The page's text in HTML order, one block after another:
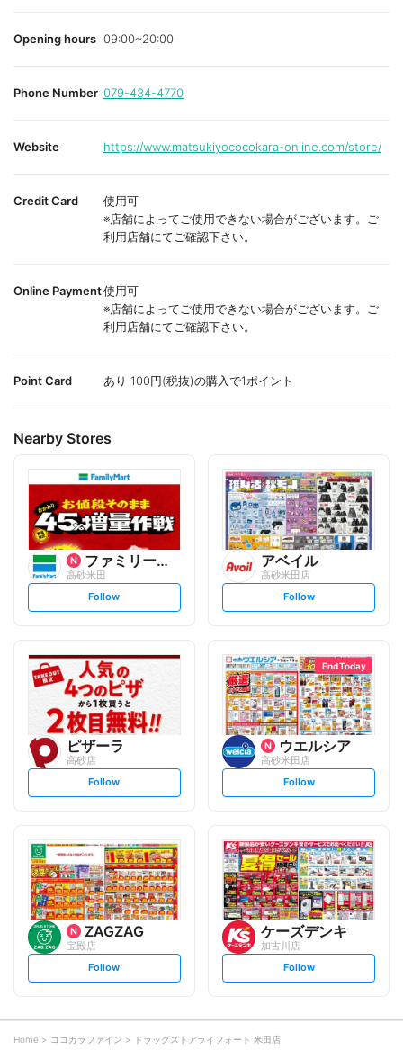
Opening hours 09:00~20:00
Phone Number 079-434-4770
Website https://www.matsukiyococokara-online.com/store/
Credit Card
使用可
※店舗によってご使用できない場合がございます。ご
利用店舗にてご確認下さい。
Online Payment使用可
※店舗によってご使用できない場合がございます。ご
利用店舗にてご確認下さい。
Point Card あり 100円(税抜)の購入で1ポイント
Nearby Stores
ファミリーマート
高砂米田
s
t
l
o
w
Follow
アベイル
高砂米田店
s
t
l
o
w
Follow
ピザーラ
高砂店
s
t
o
Follow
End Today
ウエルシア
高砂米田店
s
t
l
o
w
Follow
ZAGZAG
宝殿店
s
t
o
w
Follow
ケーズデンキ
加古川店
s
t
Follow
Home ココカラファイン ドラッグストアライフォート 米田店